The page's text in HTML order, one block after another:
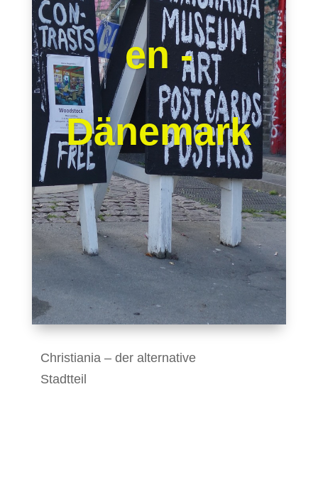
en -
Dänemark
Christiania – der alternative
Stadtteil